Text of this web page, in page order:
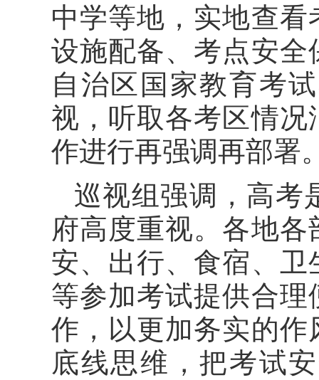
中学等地，实地查
设施配备、考点安
自治区国家教育考
视，听取各考区情
作进行再强调再部署
巡视组强调，高考
府高度重视。各地
安、出行、食宿、
等参加考试提供合
作，以更加务实的
底线思维，把考试